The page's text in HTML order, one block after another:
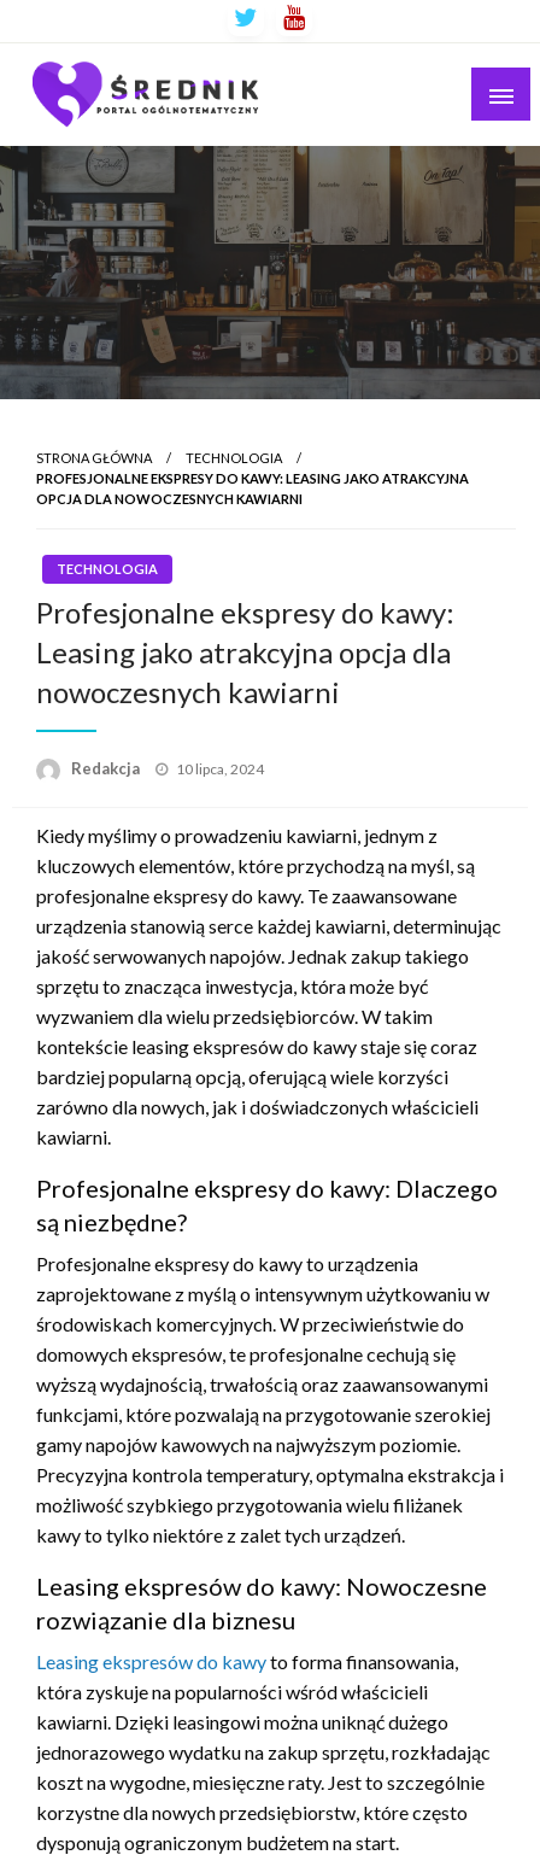
Średnik.pl
Ogólnotematyczny portal informacyjny
STRONA GŁÓWNA
TECHNOLOGIA
PROFESJONALNE EKSPRESY DO KAWY: LEASING JAKO ATRAKCYJNA
OPCJA DLA NOWOCZESNYCH KAWIARNI
TECHNOLOGIA
Profesjonalne ekspresy do kawy:
Leasing jako atrakcyjna opcja dla
nowoczesnych kawiarni
Redakcja Napisano
10 lipca, 2024
Kiedy myślimy o prowadzeniu kawiarni, jednym z
kluczowych elementów, które przychodzą na myśl, są
profesjonalne ekspresy do kawy. Te zaawansowane
urządzenia stanowią serce każdej kawiarni, determinując
jakość serwowanych napojów. Jednak zakup takiego
sprzętu to znacząca inwestycja, która może być
wyzwaniem dla wielu przedsiębiorców. W takim
kontekście leasing ekspresów do kawy staje się coraz
bardziej popularną opcją, oferującą wiele korzyści
zarówno dla nowych, jak i doświadczonych właścicieli
kawiarni.
Profesjonalne ekspresy do kawy: Dlaczego
są niezbędne?
Profesjonalne ekspresy do kawy to urządzenia
zaprojektowane z myślą o intensywnym użytkowaniu w
środowiskach komercyjnych. W przeciwieństwie do
domowych ekspresów, te profesjonalne cechują się
wyższą wydajnością, trwałością oraz zaawansowanymi
funkcjami, które pozwalają na przygotowanie szerokiej
gamy napojów kawowych na najwyższym poziomie.
Precyzyjna kontrola temperatury, optymalna ekstrakcja i
możliwość szybkiego przygotowania wielu filiżanek
kawy to tylko niektóre z zalet tych urządzeń.
Leasing ekspresów do kawy: Nowoczesne
rozwiązanie dla biznesu
Leasing ekspresów do kawyto forma finansowania,
która zyskuje na popularności wśród właścicieli
kawiarni. Dzięki leasingowi można uniknąć dużego
jednorazowego wydatku na zakup sprzętu, rozkładając
koszt na wygodne, miesięczne raty. Jest to szczególnie
korzystne dla nowych przedsiębiorstw, które często
dysponują ograniczonym budżetem na start.